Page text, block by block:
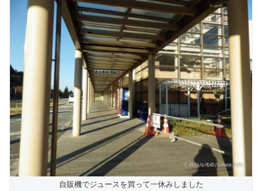
自販機でジュースを買って一休みしました